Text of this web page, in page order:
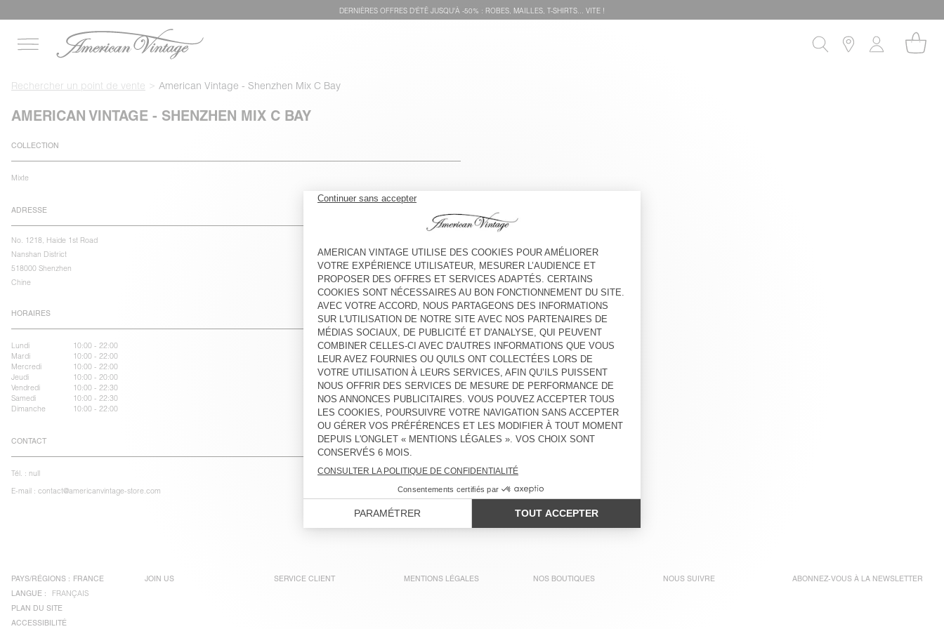
DERNIÈRES OFFRES D'ÉTÊ JUSQU'À -50% : ROBES, MAILLES, T-SHIRTS... VITE !
Rechercher un point de vente American Vintage - Shenzhen Mix C Bay
AMERICAN VINTAGE - SHENZHEN MIX C BAY
COLLECTION
Mixte
ADRESSE
No. 1218, Haide 1st Road
Nanshan District
518000 Shenzhen
Chine
voir l''itinéraire
HORAIRES
Lundi
10:00 - 22:00
Mardi
10:00 - 22:00
Mercredi
10:00 - 22:00
Jeudi
10:00 - 20:00
Vendredi
10:00 - 22:30
Samedi
10:00 - 22:30
Dimanche
10:00 - 22:00
CONTACT
Tél. : null
E-mail : contact@americanvintage-store.com
PAYS/RÉGIONS : FRANCE
LANGUE :
FRANÇAIS
PLAN DU SITE
ACCESSIBILITÉ
JOIN US SERVICE CLIENT MENTIONS LÉGALES NOS BOUTIQUES NOUS SUIVRE ABONNEZ-VOUS À LA NEWSLETTER